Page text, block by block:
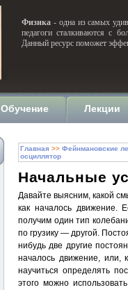
Физика - одна из самых
педагоги сталкиваются с
Данный ресурс поможет
Обучение Лекции
Главная >> Фейнмановские
осциллятор
Начальные
Давайте выясним, какой
как началось движение.
получим один тип
по грузику — другой.
нибудь две другие
началось движение, или,
научиться определять
этого можно